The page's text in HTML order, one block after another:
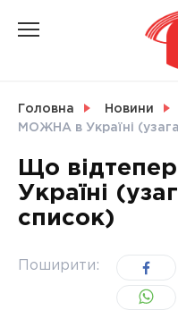
Головна Новини
МОЖНА в Україні
Що
Україні
список)
Поширити: